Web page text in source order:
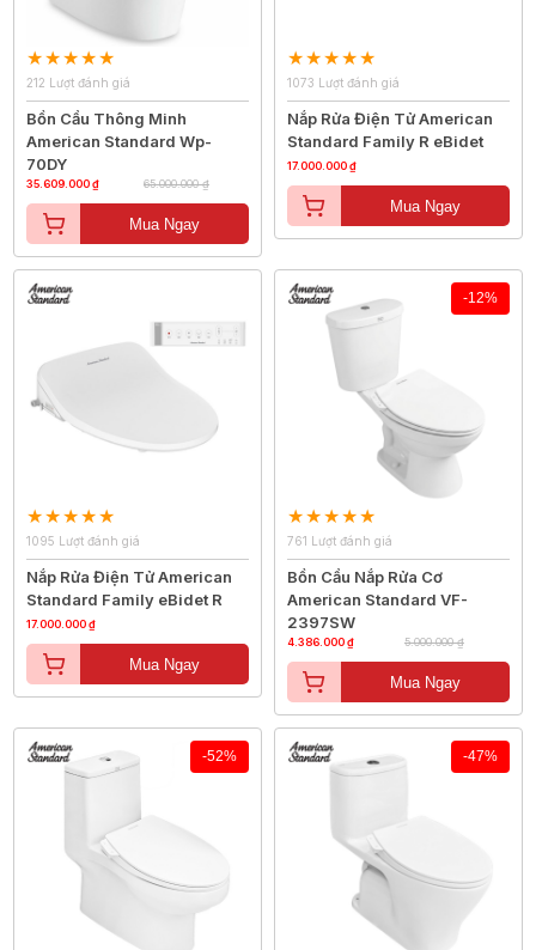
212 Lượt đánh giá
Bồn Cầu Thông Minh
American Standard Wp-
70DY
35.609.000 ₫ 65.000.000 ₫
Mua Ngay
1073 Lượt đánh giá
Nắp Rửa Điện Tử American
Standard Family R eBidet
17.000.000 ₫
Mua Ngay
1095 Lượt đánh giá
Nắp Rửa Điện Tử American
Standard Family eBidet R
17.000.000 ₫
Mua Ngay
-12%
761 Lượt đánh giá
Bồn Cầu Nắp Rửa Cơ
American Standard VF-
2397SW
4.386.000 ₫ 5.000.000 ₫
Mua Ngay
-52% -47%